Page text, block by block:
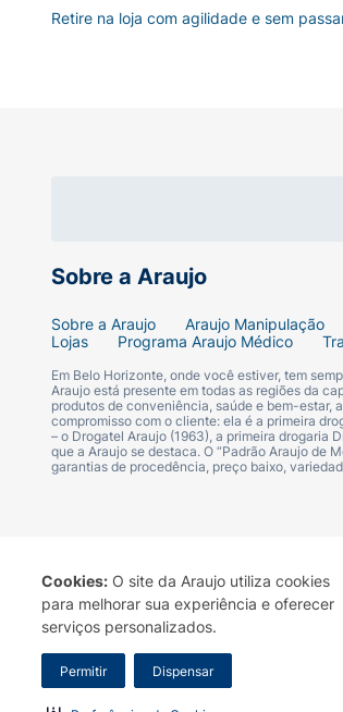
Cookies: O site da Araujo utiliza cookies
para melhorar sua experiência e oferecer
serviços personalizados.
Permitir Dispensar
Sobre a Araujo
Sobre a Araujo Araujo Manipulação
Lojas
Programa Araujo Médico
Em Belo Horizonte, onde você estiver, tem
Araujo está presente em todas as regiões da
produtos de conveniência, saúde e bem-estar,
compromisso com o cliente: ela é a primeira
– o Drogatel Araujo (1963), a primeira drogaria
que a Araujo se destaca. O “Padrão Araujo de
garantias de procedência, preço baixo,
Retire na loja com agilidade e sem
Termo de Uso Portal da Privacidade
A Drogaria Araujo S/A informa que o seu site
marca. Para sua segurança recomendamos
Araujo S.A. Em caso de dúvidas, gentileza
Razão Social: Drogaria Araujo S.A | CNPJ: